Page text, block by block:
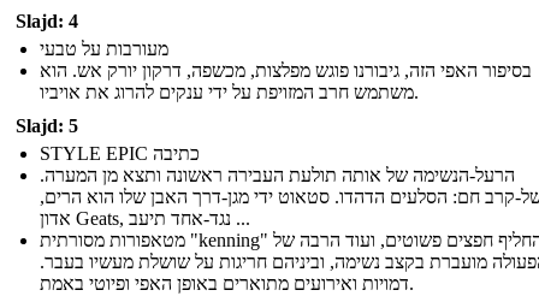
Slajd: 4
מעורבות על טבעי
בסיפור האפי הזה, גיבורנו פוגש מפלצות, מכשפה, דרקון יורק אש. הוא
משתמש חרב המזויפת על ידי ענקים להרוג את אויביו.
Slajd: 5
STYLE EPIC כתיבה
הרעל-הנשימה של אותה תולעת העבירה ראשונה ותצא מן המערה.
קרב חם: הסלעים הדהדו. סטאוט ידי מגן-דרך האבן שלו הוא הרים,
אדון Geats, נגד-אחד תיעב ...
מטאפורות מסורתית "kenning" להחליף חפצים פשוטים, ועוד הרבה של
מועברת בקצב נשימה, וביניהם חריגות על שושלת מעשיו בעבר.
דמויות ואירועים מתוארים באופן האפי ופיוטי באמת.